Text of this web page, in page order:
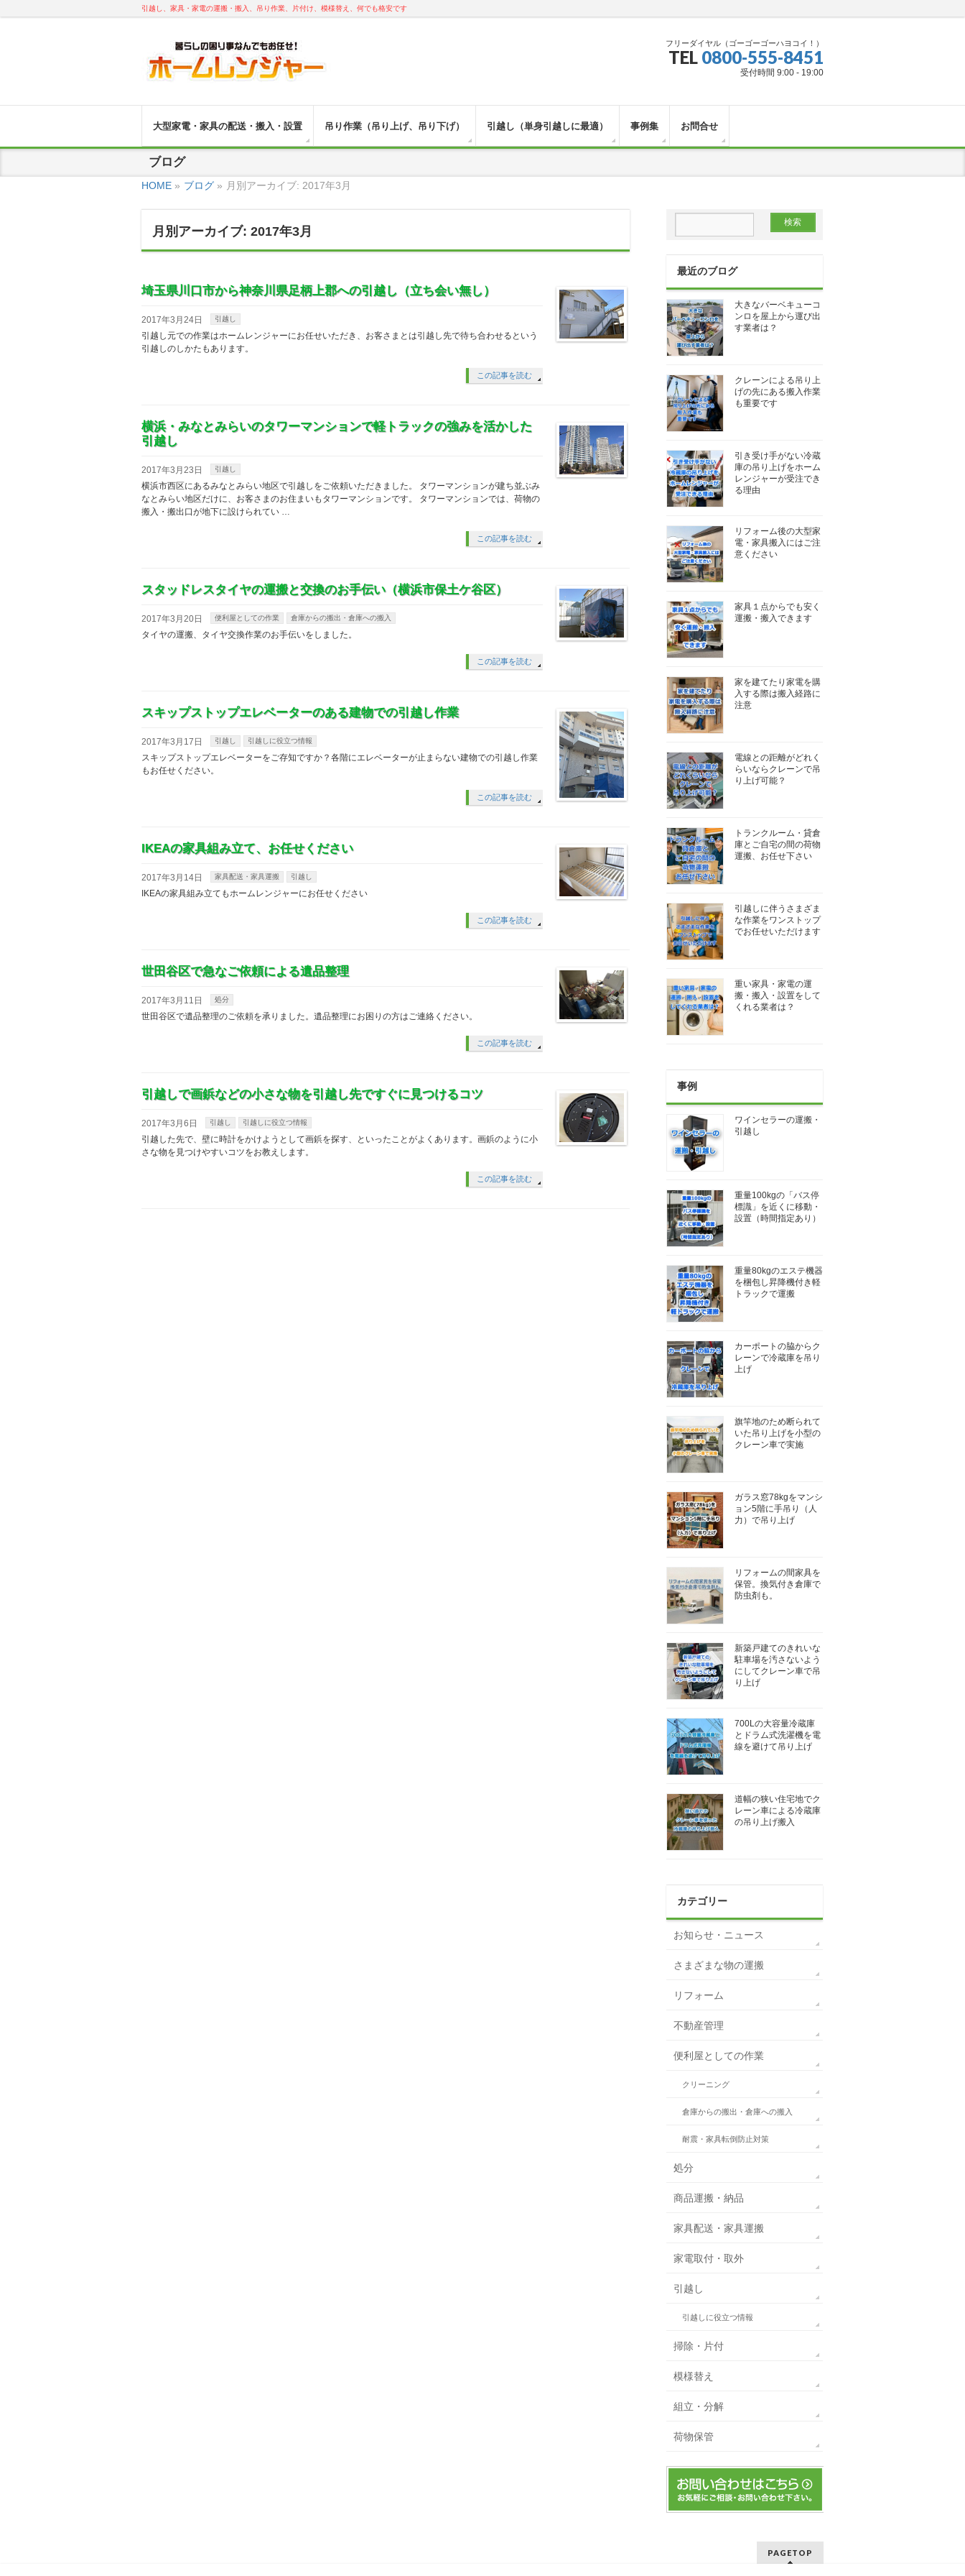
引越し、家具・家電の運搬・搬入、吊り作業、片付け、模様替え、何でも格安です
フリーダイヤル（ゴーゴーゴーハヨコイ！）
TEL 0800-555-8451
受付時間 9:00 - 19:00
大型家電・家具の配送・搬入・設置 吊り作業（吊り上げ、吊り下げ） 引越し（単身引越しに最適） 事例集 お問合せ
ブログ
HOME » ブログ » 月別アーカイブ: 2017年3月
月別アーカイブ: 2017年3月
埼玉県川口市から神奈川県足柄上郡への引越し（立ち会い無し）
2017年3月24日 引越し
引越し元での作業はホームレンジャーにお任せいただき、お客さまとは引越し先で待ち合わせるという
引越しのしかたもあります。
この記事を読む
横浜・みなとみらいのタワーマンションで軽トラックの強みを活かした
引越し
2017年3月23日 引越し
横浜市西区にあるみなとみらい地区で引越しをご依頼いただきました。 タワーマンションが建ち並ぶみ
なとみらい地区だけに、お客さまのお住まいもタワーマンションです。 タワーマンションでは、荷物の
搬入・搬出口が地下に設けられてい …
この記事を読む
スタッドレスタイヤの運搬と交換のお手伝い（横浜市保土ケ谷区）
2017年3月20日 便利屋としての作業 倉庫からの搬出・倉庫への搬入
タイヤの運搬、タイヤ交換作業のお手伝いをしました。
この記事を読む
スキップストップエレベーターのある建物での引越し作業
2017年3月17日 引越し 引越しに役立つ情報
スキップストップエレベーターをご存知ですか？各階にエレベーターが止まらない建物での引越し作業
もお任せください。
この記事を読む
IKEAの家具組み立て、お任せください
2017年3月14日 家具配送・家具運搬 引越し
IKEAの家具組み立てもホームレンジャーにお任せください
この記事を読む
世田谷区で急なご依頼による遺品整理
2017年3月11日 処分
世田谷区で遺品整理のご依頼を承りました。遺品整理にお困りの方はご連絡ください。
この記事を読む
引越しで画鋲などの小さな物を引越し先ですぐに見つけるコツ
2017年3月6日 引越し 引越しに役立つ情報
引越した先で、壁に時計をかけようとして画鋲を探す、といったことがよくあります。画鋲のように小
さな物を見つけやすいコツをお教えします。
この記事を読む
最近のブログ
大きなバーベキューコ
ンロを屋上から運び出
す業者は？
クレーンによる吊り上
げの先にある搬入作業
も重要です
引き受け手がない冷蔵
庫の吊り上げをホーム
レンジャーが受注でき
る理由
リフォーム後の大型家
電・家具搬入にはご注
意ください
家具１点からでも安く
運搬・搬入できます
家を建てたり家電を購
入する際は搬入経路に
注意
電線との距離がどれく
らいならクレーンで吊
り上げ可能？
トランクルーム・貸倉
庫とご自宅の間の荷物
運搬、お任せ下さい
引越しに伴うさまざま
な作業をワンストップ
でお任せいただけます
重い家具・家電の運
搬・搬入・設置をして
くれる業者は？
事例
ワインセラーの運搬・
引越し
重量100kgの「バス停
標識」を近くに移動・
設置（時間指定あり）
重量80kgのエステ機器
を梱包し昇降機付き軽
トラックで運搬
カーポートの脇からク
レーンで冷蔵庫を吊り
上げ
旗竿地のため断られて
いた吊り上げを小型の
クレーン車で実施
ガラス窓78kgをマンシ
ョン5階に手吊り（人
力）で吊り上げ
リフォームの間家具を
保管。換気付き倉庫で
防虫剤も。
新築戸建てのきれいな
駐車場を汚さないよう
にしてクレーン車で吊
り上げ
700Lの大容量冷蔵庫
とドラム式洗濯機を電
線を避けて吊り上げ
道幅の狭い住宅地でク
レーン車による冷蔵庫
の吊り上げ搬入
カテゴリー
お知らせ・ニュース
さまざまな物の運搬
リフォーム
不動産管理
便利屋としての作業
クリーニング
倉庫からの搬出・倉庫への搬入
耐震・家具転倒防止対策
処分
商品運搬・納品
家具配送・家具運搬
家電取付・取外
引越し
引越しに役立つ情報
掃除・片付
模様替え
組立・分解
荷物保管
PAGETOP